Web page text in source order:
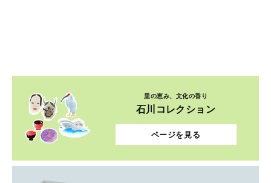
里の恵み、文化の香り
石川コレクション
ページを見る